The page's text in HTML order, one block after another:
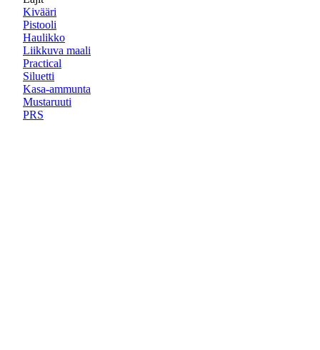
Kivääri
Pistooli
Haulikko
Liikkuva maali
Practical
Siluetti
Kasa-ammunta
Mustaruuti
PRS